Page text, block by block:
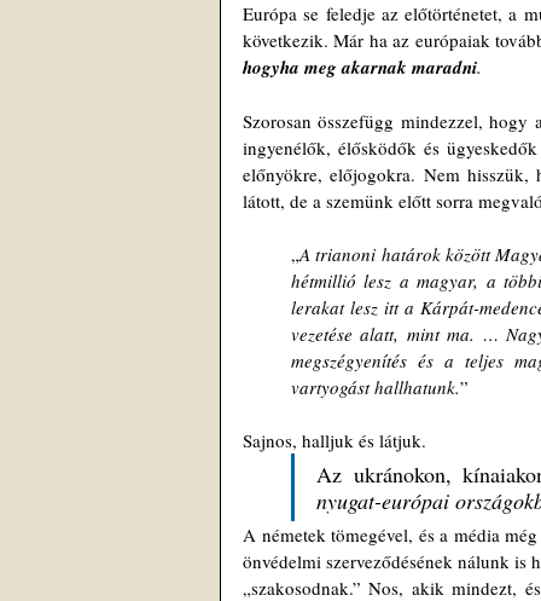
Európa se feledje az előtörténetet, a
hogyha meg akarnak maradni.
Szorosan összefügg mindezzel, hogy
ingyenélők, élősködők és
előnyökre, előjogokra. Nem hisszük,
látott, de a szemünk előtt sorra
„A trianoni határok között
hétmillió lesz a magyar, a
lerakat lesz itt a Kárpát-
vezetése alatt, mint ma. …
megszégyenítés és a teljes
vartyogást hallhatunk.”
Sajnos, halljuk és látjuk.
Az ukránokon,
nyugat-európai
A németek tömegével, és a média
önvédelmi szerveződésének nálunk is
„szakosodnak.” Nos, akik mindezt,